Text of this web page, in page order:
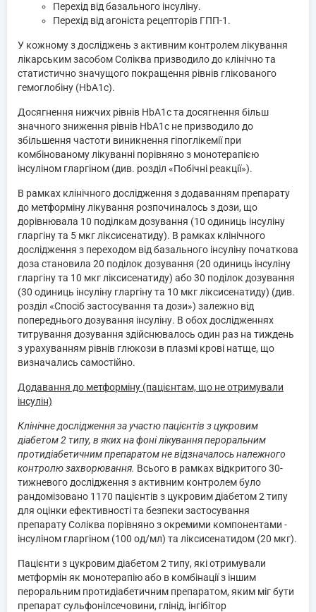
Перехід від базального інсуліну.
Перехід від агоніста рецепторів ГПП-1.
У кожному з досліджень з активним контролем лікування
лікарським засобом Соліква призводило до клінічно та
статистично значущого покращення рівнів глікованого
гемоглобіну (HbA1c).
Досягнення нижчих рівнів HbA1c та досягнення більш
значного зниження рівнів HbA1c не призводило до
збільшення частоти виникнення гіпоглікемії при
комбінованому лікуванні порівняно з монотерапією
інсуліном гларгіном (див. розділ «Побічні реакції»).
В рамках клінічного дослідження з додаванням препарату
до метформіну лікування розпочиналось з дози, що
дорівнювала 10 поділкам дозування (10 одиниць інсуліну
гларгіну та 5 мкг ліксисенатиду). В рамках клінічного
дослідження з переходом від базального інсуліну початкова
доза становила 20 поділок дозування (20 одиниць інсуліну
гларгіну та 10 мкг ліксисенатиду) або 30 поділок дозування
(30 одиниць інсуліну гларгіну та 10 мкг ліксисенатиду) (див.
розділ «Спосіб застосування та дози») залежно від
попереднього дозування інсуліну. В обох дослідженнях
титрування дозування здійснювалось один раз на тиждень
з урахуванням рівнів глюкози в плазмі крові натще, що
визначались самостійно.
Додавання до метформіну (пацієнтам, що не отримували
інсулін)
Клінічне дослідження за участю пацієнтів з цукровим
діабетом 2 типу, в яких на фоні лікування пероральним
протидіабетичним препаратом не відзначалось належного
контролю захворювання. Всього в рамках відкритого 30-
тижневого дослідження з активним контролем було
рандомізовано 1170 пацієнтів з цукровим діабетом 2 типу
для оцінки ефективності та безпеки застосування
препарату Соліква порівняно з окремими компонентами -
інсуліном гларгіном (100 од/мл) та ліксисенатидом (20 мкг).
Пацієнти з цукровим діабетом 2 типу, які отримували
метформін як монотерапію або в комбінації з іншим
пероральним протидіабетичним препаратом, яким міг бути
препарат сульфонілсечовини, глінід, інгібітор